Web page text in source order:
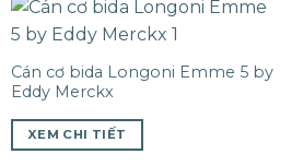
Cán cơ bida Longoni Emme 5 by
Eddy Merckx
XEM CHI TIẾT